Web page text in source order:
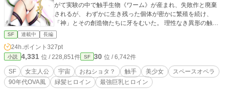
がて実験の中で触手生物《ワーム》が産まれ、失敗作と廃棄
されるが、 わずかに生き残った個体が密かに繁殖を続け、
「神」とその創造物たちに牙をむいた。 理性なき異形の触手
生物《ワーム》は星々に潜み、襲い、喰らい、交配によって
増え続ける。 それに対抗するため、人々と様々な種族を守る
戦士たち「ワームブレイカー」が生まれた。 それから千数年
後―― 触手生物《ワーム》は今も星々で人々を襲い続けてい
る。 そんな絶望の時代に突如現れた、紫色の艶やかな光の刃
を振るう少女。 ニーハイブーツにスリングショット水着のよ
うな服 ふくらはぎまで伸びるエメラルドグリーンの髪を二房
SF 連載中 長編
24h.ポイント 327pt
小説 4,331 位 / 228,851件 SF 30 位 / 6,742件
SF 女主人公 宇宙 おねショタ？ 触手 美少女
スペースオペラ
90年代OVA風
緑髪ヒロイン 最強巨乳ヒロイン